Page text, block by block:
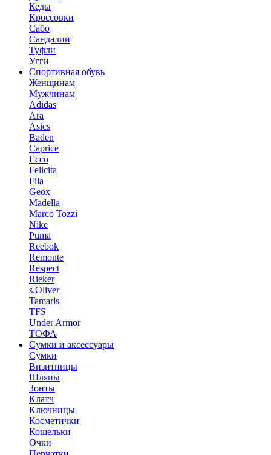
Кеды
Кроссовки
Сабо
Сандалии
Туфли
Угги
Спортивная обувь
Женщинам
Мужчинам
Adidas
Ara
Asics
Baden
Caprice
Ecco
Felicita
Fila
Geox
Madella
Marco Tozzi
Nike
Puma
Reebok
Remonte
Respect
Rieker
s.Oliver
Tamaris
TFS
Under Armor
ТОФА
Сумки и аксессуары
Сумки
Визитницы
Шляпы
Зонты
Клатч
Ключницы
Косметички
Кошельки
Очки